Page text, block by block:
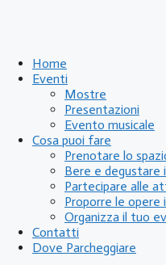
Home
Eventi
Mostre
Presentazioni
Evento musicale
Cosa puoi fare
Prenotare lo
Bere e degustare
Partecipare alle
Proporre le opere
Organizza il tuo
Contatti
Dove Parcheggiare